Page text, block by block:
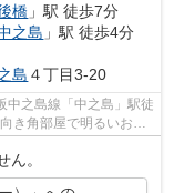
橋 」駅 徒歩7分
之島 」駅 徒歩4分
島 ４丁目3-20
中之島線「中之島」駅徒
き角部屋で明るいお部
ん。